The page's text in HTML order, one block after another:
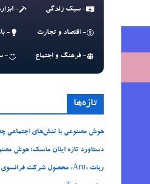
- سبک زندگی -
- اقتصاد و تجارت -
- فرهنگ و اجتماع -
تازه‌ها
هوش مصنوعی با تنش‌های اجتماعی
دستاورد تازه ایلان ماسک؛ هوش
ربات «Aru» محصول شرکت فرانسوی Nio Robotics